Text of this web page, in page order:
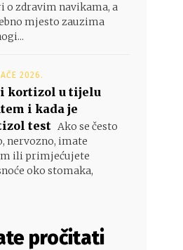
o zdravim navikama, a
mjesto zauzima
2026.
kortizol u tijelu
i kada je
test Ako se često
nervozno, imate
ili primjećujete
oko stomaka,
pročitati